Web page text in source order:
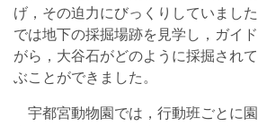
げ，その迫力にびっくりしていまし
では地下の採掘場跡を見学し，ガイ
がら，大谷石がどのように採掘され
ぶことができました。
宇都宮動物園では，行動班ごとに園